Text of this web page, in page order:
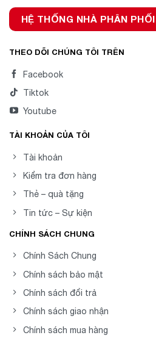
HỆ THỐNG NHÀ PHÂN PHỐI
THEO DÕI CHÚNG TÔI TRÊN
Facebook
Tiktok
Youtube
TÀI KHOẢN CỦA TÔI
Tài khoản
Kiểm tra đơn hàng
Thẻ – quà tặng
Tin tức – Sự kiện
CHÍNH SÁCH CHUNG
Chính Sách Chung
Chính sách bảo mật
Chính sách đổi trả
Chính sách giao nhận
Chính sách mua hàng